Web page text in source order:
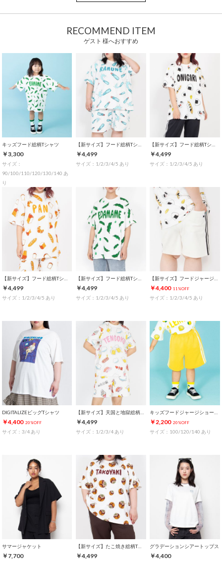
RECOMMEND ITEM
ゲスト 様へおすすめ
キッズフード総柄Tシャツ
￥3,300
サイズ：
90/100/110/120/130/140 あ
り
￥4,499
サイズ：1/2/3/4/5 あり
￥4,499
サイズ：1/2/3/4/5 あり
￥4,499
サイズ：1/2/3/4/5 あり
￥4,499
サイズ：1/2/3/4/5 あり
￥4,400 11%OFF
サイズ：1/2/3/4/5 あり
DIGITALIZEビッグTシャツ
￥4,400 20%OFF
サイズ：3/4 あり
【新サイズ】天国と地獄総柄Tシャツ
￥4,499
サイズ：1/2/3/4 あり
￥2,200 20%OFF
サイズ：100/120/140 あり
サマージャケット
￥7,700
【新サイズ】たこ焼き総柄Tシャツ
￥4,499
グラデーションシアートップス
￥4,400